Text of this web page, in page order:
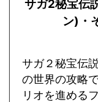
サガ2秘宝伝
ン)・
サガ２秘宝伝
の世界の攻略
リオを進める